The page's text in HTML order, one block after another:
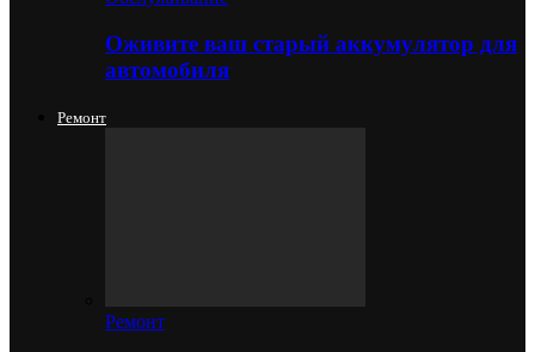
Оживите ваш старый аккумулятор для
автомобиля
Ремонт
Ремонт